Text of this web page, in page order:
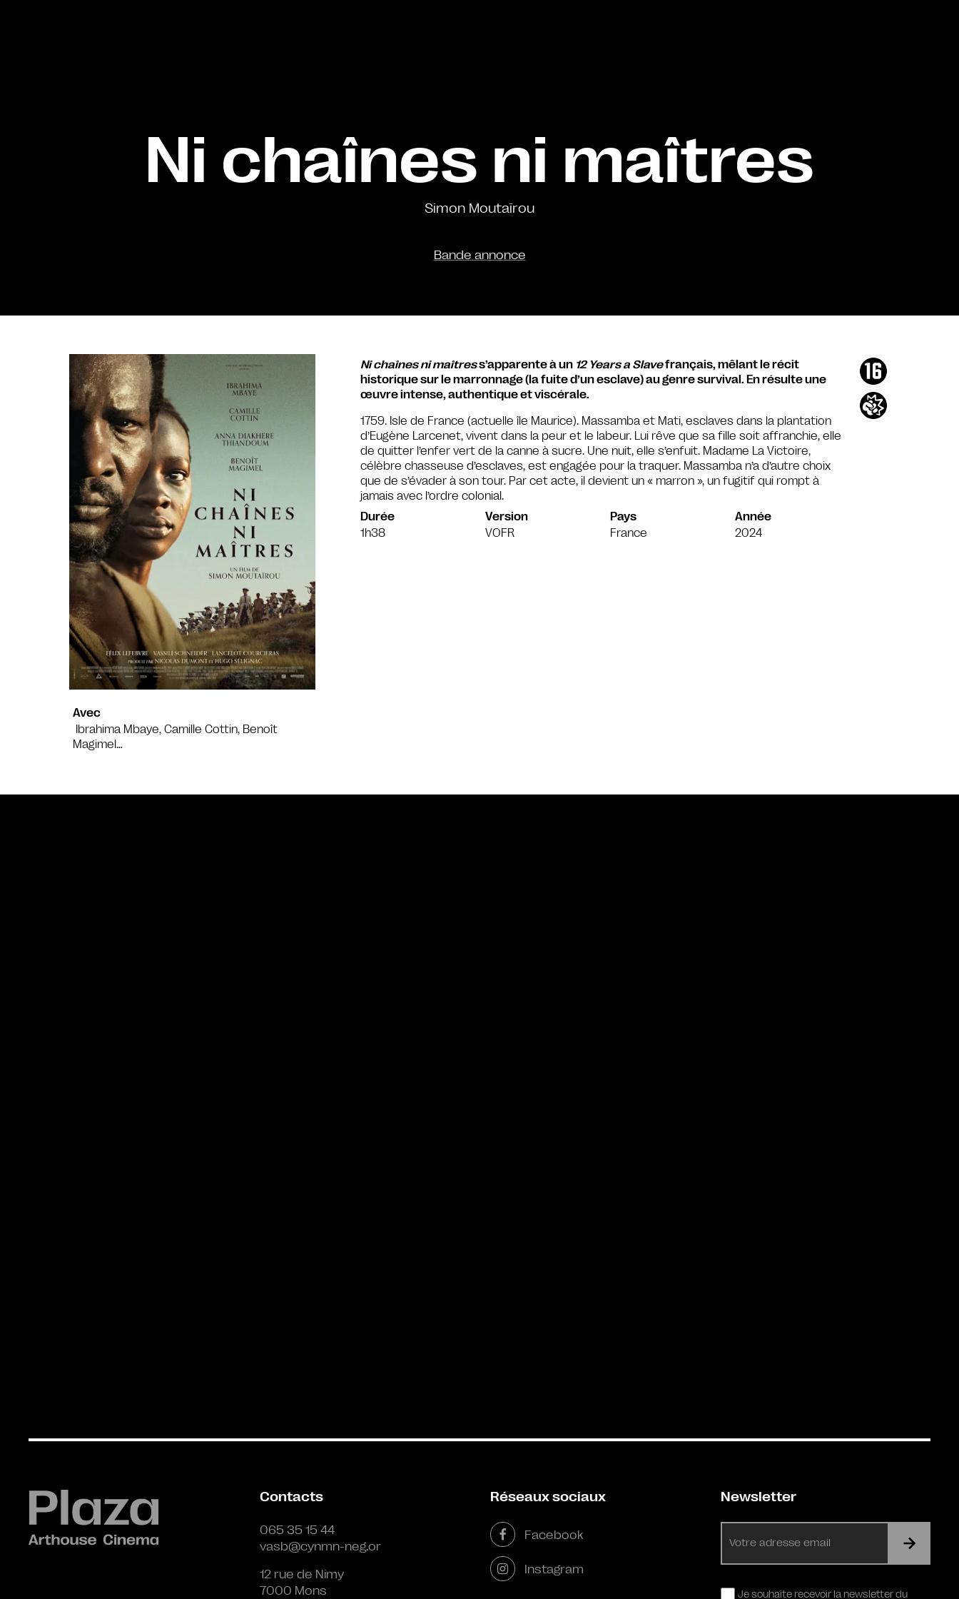
Ni chaînes ni maîtres
Simon Moutaïrou
Bande annonce
Avec
Ibrahima Mbaye, Camille Cottin, Benoît
Magimel…
Ni chaînes ni maîtress’apparente à un 12 Years a Slavefrançais, mêlant le récit
historique sur le marronnage (la fuite d’un esclave) au genre survival. En résulte une
œuvre intense, authentique et viscérale.
1759. Isle de France (actuelle île Maurice). Massamba et Mati, esclaves dans la plantation
d’Eugène Larcenet, vivent dans la peur et le labeur. Lui rêve que sa fille soit affranchie, elle
de quitter l’enfer vert de la canne à sucre. Une nuit, elle s’enfuit. Madame La Victoire,
célèbre chasseuse d’esclaves, est engagée pour la traquer. Massamba n’a d’autre choix
que de s’évader à son tour. Par cet acte, il devient un « marron », un fugitif qui rompt à
jamais avec l’ordre colonial.
Durée
1h38
Version
VOFR
Pays
France
Année
2024
Contacts
065 35 15 44
vasb@cynmn-neg.or
12 rue de Nimy
7000 Mons
Réseaux sociaux
Facebook
Instagram
Newsletter
mail
RGPDJe souhaite recevoir la newsletter du